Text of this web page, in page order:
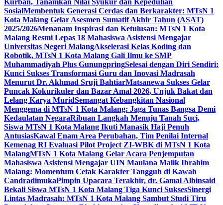
Kurban, Tanamkan Nilai Syukur dan Kepedulian
SosialMembentuk Generasi Cerdas dan Berkarakter: MTsN 1
Kota Malang Gelar Asesmen Sumatif Akhir Tahun (ASAT)
2025/2026Menanam Inspirasi dan Ketulusan: MTsN 1 Kota
Malang Resmi Lepas 18 Mahasiswa Asistensi Mengajar
Universitas Negeri MalangAkselerasi Kelas Koding dan
Robotik, MTsN 1 Kota Malang Gali Ilmu ke SMP
Muhammadiyah Plus GunungpringSelesai dengan Diri Sendiri:
Kunci Sukses Transformasi Guru dan Inovasi Madrasah
Menurut Dr. Akhmad Sruji BahtiarMatsanewa Sukses Gelar
Puncak Kokurikuler dan Bazar Amal 2026, Unjuk Bakat dan
Lelang Karya MuridSemangat Kebangkitan Nasional
Menggema di MTsN 1 Kota Malang: Jaga Tunas Bangsa Demi
Kedaulatan NegaraRibuan Langkah Menuju Tanah Suci,
Siswa MTsN 1 Kota Malang Ikuti Manasik Haji Penuh
AntusiasKawal Enam Area Perubahan, Tim Penilai Internal
Kemenag RI Evaluasi Pilot Project ZI-WBK di MTsN 1 Kota
MalangMTsN 1 Kota Malang Gelar Acara Penjemputan
Mahasiswa Asistensi Mengajar UIN Maulana Malik Ibrahim
Malang: Momentum Cetak Karakter Tangguh di Kawah
CandradimukaPimpin Upacara Terakhir, dr. Gamal Albinsaid
Bekali Siswa MTsN 1 Kota Malang Tiga Kunci SuksesSinergi
Lintas Madrasah: MTsN 1 Kota Malang Sambut Studi Tiru